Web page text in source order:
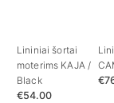
Lininiai šortai
moterims KAJA /
Black
€54.00
€